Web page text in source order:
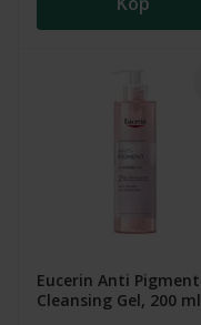
Eucerin Anti Pigment
Cleansing Gel, 200 ml